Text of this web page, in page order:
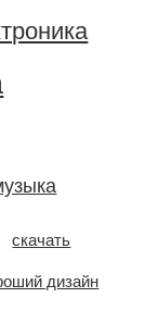
скачать
дизайн